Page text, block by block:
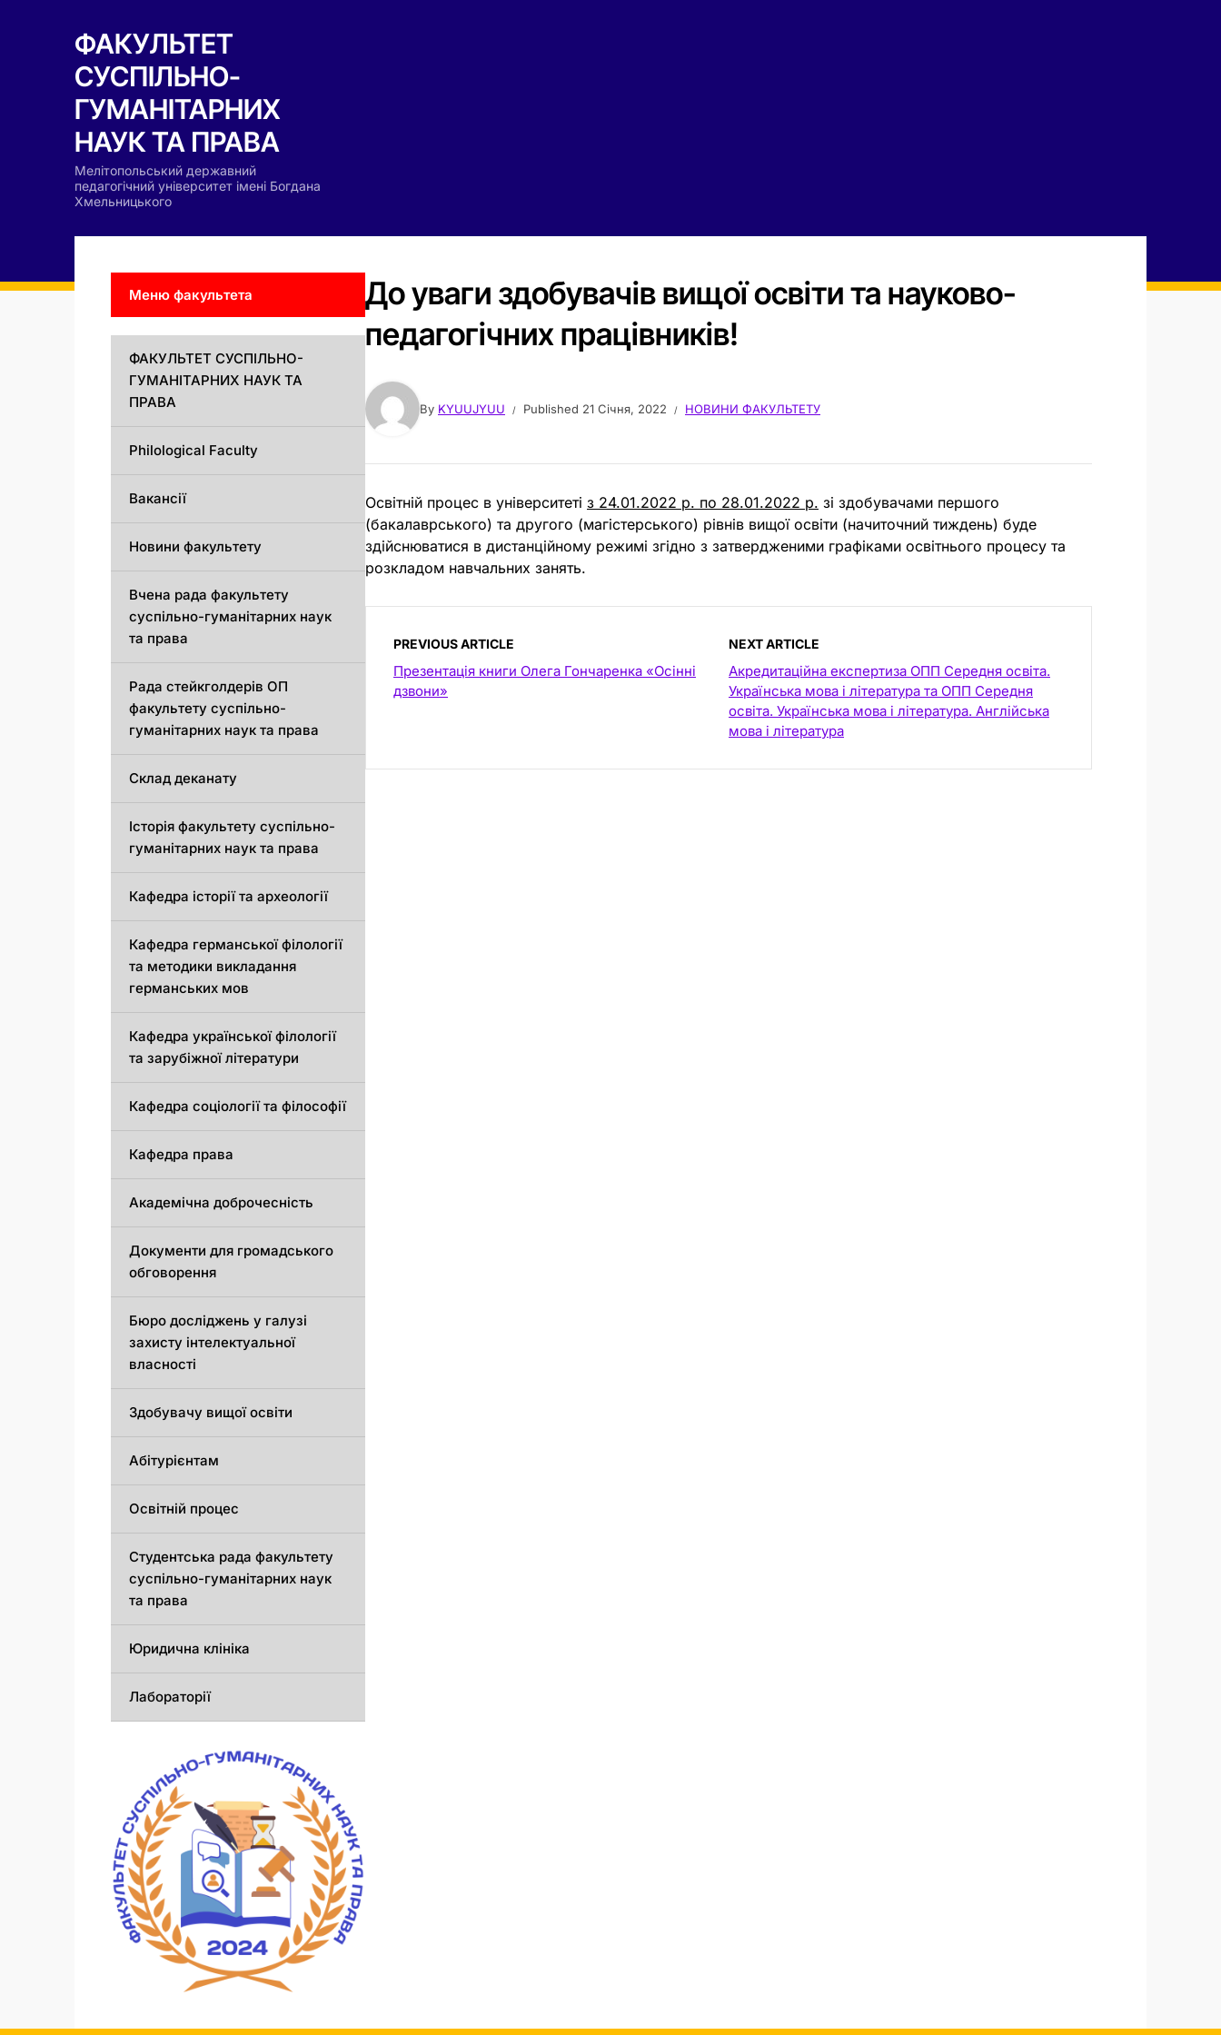
ФАКУЛЬТЕТ
СУСПІЛЬНО-
ГУМАНІТАРНИХ
НАУК ТА ПРАВА
Мелітопольський державний
педагогічний університет імені Богдана
Хмельницького
До уваги здобувачів вищої освіти та науково-
педагогічних працівників!
By KYUUJYUU Published 21 Січня, 2022 НОВИНИ ФАКУЛЬТЕТУ
Освітній процес в університеті з 24.01.2022 р. по 28.01.2022 р. зі здобувачами першого
(бакалаврського) та другого (магістерського) рівнів вищої освіти (начиточний тиждень) буде
здійснюватися в дистанційному режимі згідно з затвердженими графіками освітнього процесу та
розкладом навчальних занять.
PREVIOUS ARTICLE
Презентація книги Олега Гончаренка «Осінні
дзвони»
NEXT ARTICLE
Акредитаційна експертиза ОПП Середня освіта.
Українська мова і література та ОПП Середня
освіта. Українська мова і література. Англійська
мова і література
Меню факультета
ФАКУЛЬТЕТ СУСПІЛЬНО-
ГУМАНІТАРНИХ НАУК ТА
ПРАВА
Philological Faculty
Вакансії
Новини факультету
Вчена рада факультету
суспільно-гуманітарних наук
та права
Рада стейкголдерів ОП
факультету суспільно-
гуманітарних наук та права
Склад деканату
Історія факультету суспільно-
гуманітарних наук та права
Кафедра історії та археології
Кафедрa германської філології
та методики викладання
германських мов
Кафедра української філології
та зарубіжної літератури
Кафедра соціології та філософії
Кафедра права
Академічна доброчесність
Документи для громадського
обговорення
Бюро досліджень у галузі
захисту інтелектуальної
власності
Здобувачу вищої освіти
Абітурієнтам
Освітній процес
Студентська рада факультету
суспільно-гуманітарних наук
та права
Юридична клініка
Лабораторії